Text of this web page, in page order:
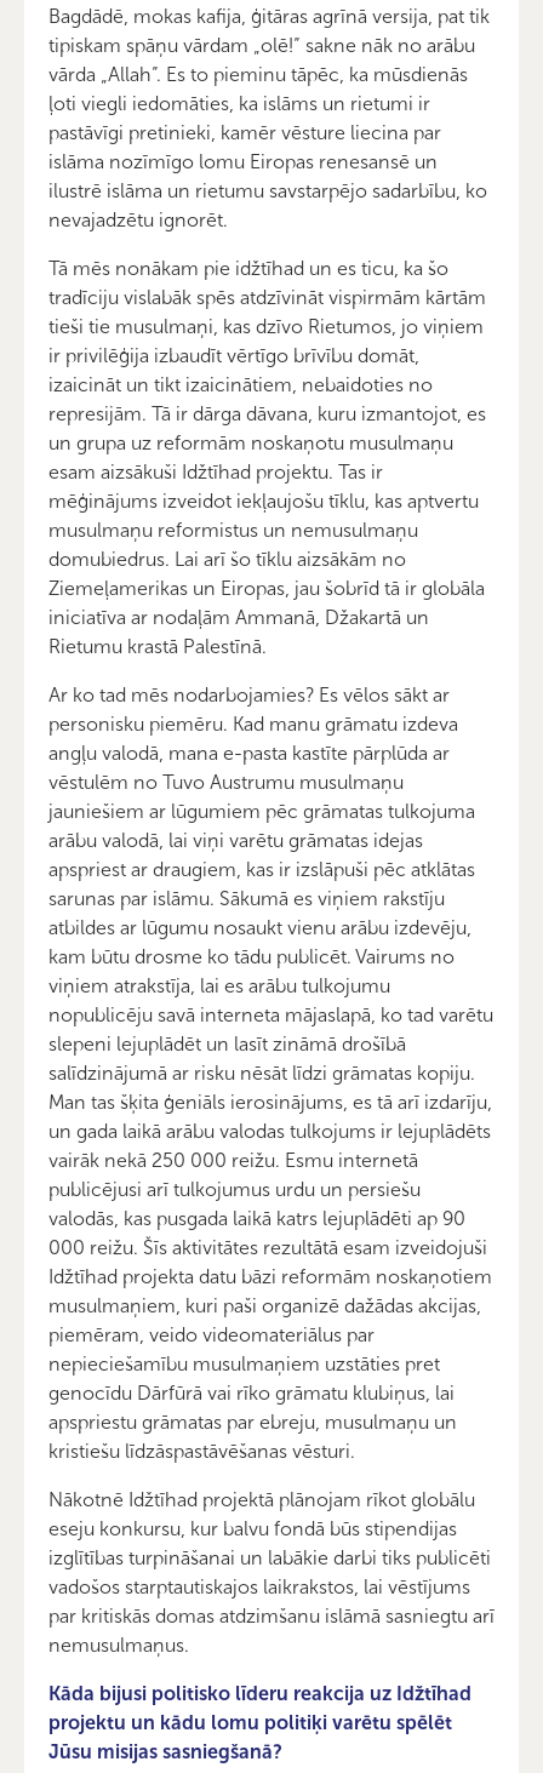
Bagdādē, mokas kafija, ģitāras agrīnā versija, pat tik
tipiskam spāņu vārdam „olē!” sakne nāk no arābu
vārda „Allah”. Es to pieminu tāpēc, ka mūsdienās
ļoti viegli iedomāties, ka islāms un rietumi ir
pastāvīgi pretinieki, kamēr vēsture liecina par
islāma nozīmīgo lomu Eiropas renesansē un
ilustrē islāma un rietumu savstarpējo sadarbību, ko
nevajadzētu ignorēt.
Tā mēs nonākam pie idžtīhad un es ticu, ka šo
tradīciju vislabāk spēs atdzīvināt vispirmām kārtām
tieši tie musulmaņi, kas dzīvo Rietumos, jo viņiem
ir privilēģija izbaudīt vērtīgo brīvību domāt,
izaicināt un tikt izaicinātiem, nebaidoties no
represijām. Tā ir dārga dāvana, kuru izmantojot, es
un grupa uz reformām noskaņotu musulmaņu
esam aizsākuši Idžtīhad projektu. Tas ir
mēģinājums izveidot iekļaujošu tīklu, kas aptvertu
musulmaņu reformistus un nemusulmaņu
domubiedrus. Lai arī šo tīklu aizsākām no
Ziemeļamerikas un Eiropas, jau šobrīd tā ir globāla
iniciatīva ar nodaļām Ammanā, Džakartā un
Rietumu krastā Palestīnā.
Ar ko tad mēs nodarbojamies? Es vēlos sākt ar
personisku piemēru. Kad manu grāmatu izdeva
angļu valodā, mana e-pasta kastīte pārplūda ar
vēstulēm no Tuvo Austrumu musulmaņu
jauniešiem ar lūgumiem pēc grāmatas tulkojuma
arābu valodā, lai viņi varētu grāmatas idejas
apspriest ar draugiem, kas ir izslāpuši pēc atklātas
sarunas par islāmu. Sākumā es viņiem rakstīju
atbildes ar lūgumu nosaukt vienu arābu izdevēju,
kam būtu drosme ko tādu publicēt. Vairums no
viņiem atrakstīja, lai es arābu tulkojumu
nopublicēju savā interneta mājaslapā, ko tad varētu
slepeni lejuplādēt un lasīt zināmā drošībā
salīdzinājumā ar risku nēsāt līdzi grāmatas kopiju.
Man tas šķita ģeniāls ierosinājums, es tā arī izdarīju,
un gada laikā arābu valodas tulkojums ir lejuplādēts
vairāk nekā 250 000 reižu. Esmu internetā
publicējusi arī tulkojumus urdu un persiešu
valodās, kas pusgada laikā katrs lejuplādēti ap 90
000 reižu. Šīs aktivitātes rezultātā esam izveidojuši
Idžtīhad projekta datu bāzi reformām noskaņotiem
musulmaņiem, kuri paši organizē dažādas akcijas,
piemēram, veido videomateriālus par
nepieciešamību musulmaņiem uzstāties pret
genocīdu Dārfūrā vai rīko grāmatu klubiņus, lai
apspriestu grāmatas par ebreju, musulmaņu un
kristiešu līdzāspastāvēšanas vēsturi.
Nākotnē Idžtīhad projektā plānojam rīkot globālu
eseju konkursu, kur balvu fondā būs stipendijas
izglītības turpināšanai un labākie darbi tiks publicēti
vadošos starptautiskajos laikrakstos, lai vēstījums
par kritiskās domas atdzimšanu islāmā sasniegtu arī
nemusulmaņus.
Kāda bijusi politisko līderu reakcija uz Idžtīhad
projektu un kādu lomu politiķi varētu spēlēt
Jūsu misijas sasniegšanā?